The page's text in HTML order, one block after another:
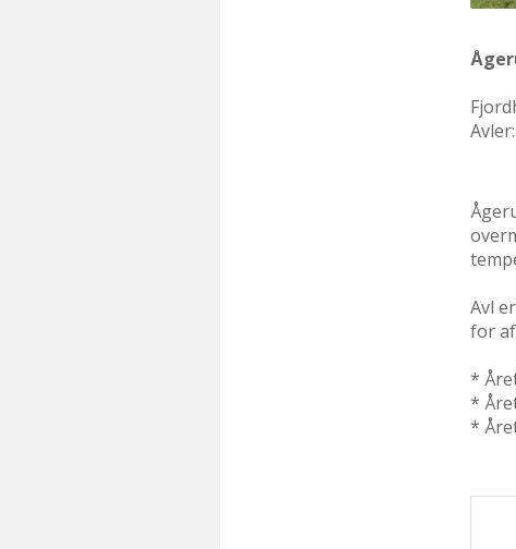
Avl
for
*
*
*